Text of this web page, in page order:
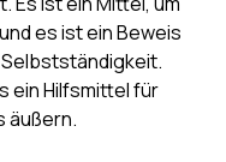
es ist ein Beweis
ein Hilfsmittel für
äußern.